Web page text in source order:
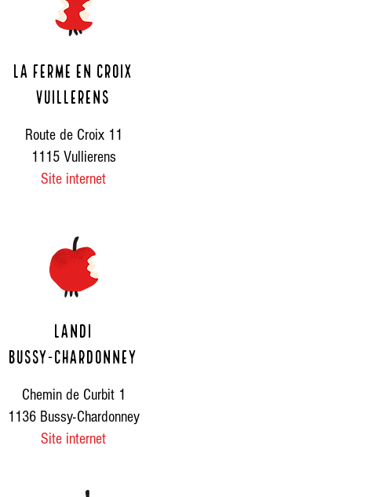
la ferme en croix
vuillerens
Route de Croix 11
1115 Vullierens
Site internet
Landi
Bussy-Chardonney
Chemin de Curbit 1
1136 Bussy-Chardonney
Site internet